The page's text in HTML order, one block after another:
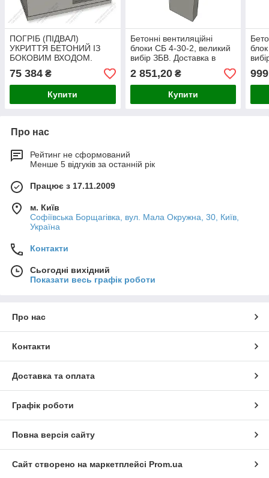
ПОГРІБ (ПІДВАЛ)
УКРИТТЯ БЕТОНИЙ ІЗ
БОКОВИМ ВХОДОМ.
Доставка в будь-яку точку
України.
75 384 ₴
Купити
Бетонні вентиляційні
блоки СБ 4-30-2, великий
вибір ЗБВ. Доставка в
будь-яку точку України.
2 851,20₴
Купити
Про нас
Рейтинг не сформований
Менше 5 відгуків за останній рік
Працює з 17.11.2009
м. Київ
Софіївська Борщагівка, вул. Мала Окружна, 30, Київ,
Україна
Контакти
Сьогодні вихідний
Показати весь графік роботи
Про нас
Контакти
Доставка та оплата
Графік роботи
Повна версія сайту
Сайт створено на маркетплейсі Prom.ua